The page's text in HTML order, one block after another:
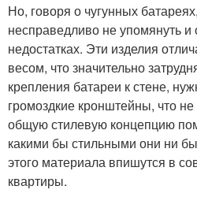
Но, говоря о чугунных
несправедливо не упомянуть и
недостатках. Эти изделия
весом, что значительно
крепления батареи к стене,
громоздкие кронштейны, что
общую стилевую концепцию
какими бы стильными они ни
этого материала впишутся в
квартиры.